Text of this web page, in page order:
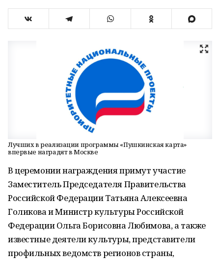
Лучших в реализации программы «Пушкинская карта»
впервые наградят в Москве
В церемонии награждения примут участие
Заместитель Председателя Правительства
Российской Федерации Татьяна Алексеевна
Голикова и Министр культуры Российской
Федерации Ольга Борисовна Любимова, а также
известные деятели культуры, представители
профильных ведомств регионов страны,